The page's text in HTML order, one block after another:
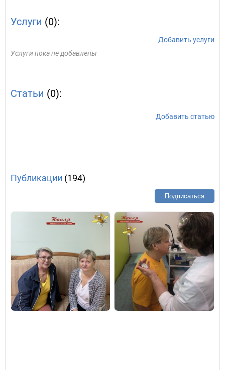
Услуги (0):
Добавить услуги
Услуги пока не добавлены
Статьи (0):
Добавить статью
Публикации (194)
Подписаться